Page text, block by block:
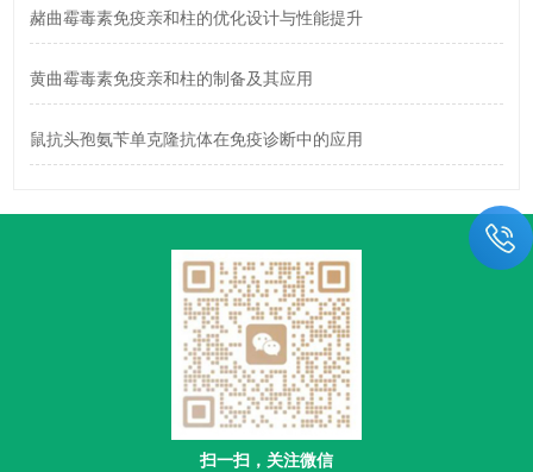
赭曲霉毒素免疫亲和柱的优化设计与性能提升
黄曲霉毒素免疫亲和柱的制备及其应用
鼠抗头孢氨苄单克隆抗体在免疫诊断中的应用
扫一扫，关注微信